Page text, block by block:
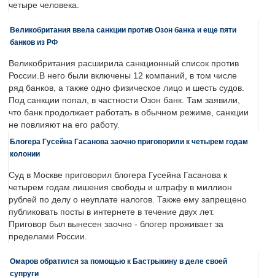
четыре человека.
Великобритания ввела санкции против Озон банка и еще пяти
банков из РФ
Великобритания расширила санкционный список против
России.В него были включены 12 компаний, в том числе
ряд банков, а также одно физическое лицо и шесть судов.
Под санкции попал, в частности Озон банк. Там заявили,
что банк продолжает работать в обычном режиме, санкции
не повлияют на его работу.
Блогера Гусейна Гасанова заочно приговорили к четырем годам
колонии
Суд в Москве приговорил блогера Гусейна Гасанова к
четырем годам лишения свободы и штрафу в миллион
рублей по делу о неуплате налогов. Также ему запрещено
публиковать посты в интернете в течение двух лет.
Приговор был вынесен заочно - блогер проживает за
пределами России.
Омаров обратился за помощью к Бастрыкину в деле своей
супруги